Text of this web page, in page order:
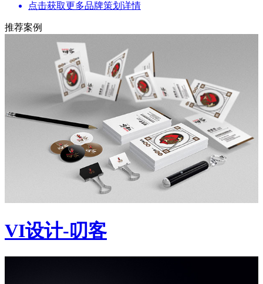
点击获取更多品牌策划详情
推荐案例
VI设计-叨客